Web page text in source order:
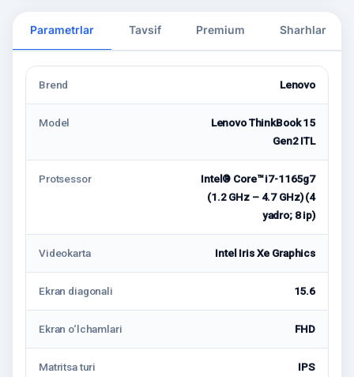
Parametrlar Tavsif Premium Sharhlar
Brend Lenovo
Model
Lenovo ThinkBook 15
Gen2 ITL
Protsessor
Intel® Core™ i7-1165g7
(1.2 GHz – 4.7 GHz) (4
yadro; 8 ip)
Videokarta Intel Iris Xe Graphics
Ekran diagonali 15.6
Ekran o‘lchamlari FHD
Matritsa turi IPS